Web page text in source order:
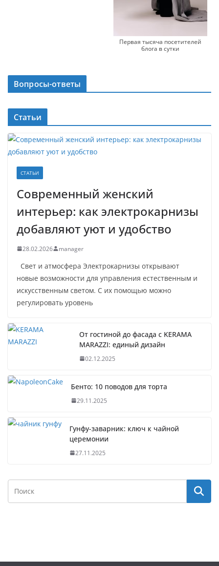
Первая тысяча посетителей
блога в сутки
Вопросы-ответы
Статьи
СТАТЬИ
Современный женский
интерьер: как электрокарнизы
добавляют уют и удобство
28.02.2026 manager
Свет и атмосфера Электрокарнизы открывают
новые возможности для управления естественным и
искусственным светом. С их помощью можно
регулировать уровень
От гостиной до фасада с KERAMA
MARAZZI: единый дизайн
02.12.2025
Бенто: 10 поводов для торта
29.11.2025
Гунфу-заварник: ключ к чайной
церемонии
27.11.2025